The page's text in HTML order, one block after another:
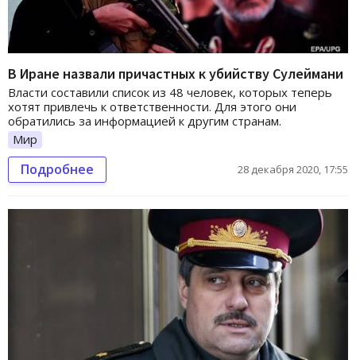
В Иране назвали причастных к убийству Сулеймани
Власти составили список из 48 человек, которых теперь
хотят привлечь к ответственности. Для этого они
обратились за информацией к другим странам.
Мир
Подробнее 28 декабря 2020, 17:55